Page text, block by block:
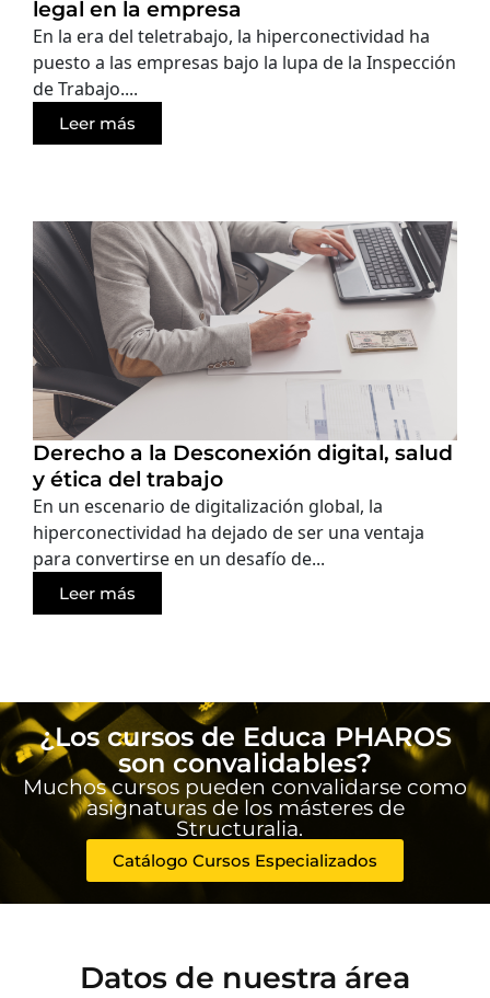
legal en la empresa
En la era del teletrabajo, la hiperconectividad ha
puesto a las empresas bajo la lupa de la Inspección
de Trabajo....
Leer más
Derecho a la Desconexión digital, salud
y ética del trabajo
En un escenario de digitalización global, la
hiperconectividad ha dejado de ser una ventaja
para convertirse en un desafío de...
Leer más
¿Los cursos de Educa PHAROS
son convalidables?
Muchos cursos pueden convalidarse como
asignaturas de los másteres de
Structuralia.
Catálogo Cursos Especializados
Datos de nuestra área